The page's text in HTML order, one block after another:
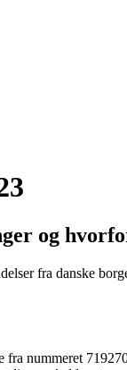
og
fra danske
nummeret